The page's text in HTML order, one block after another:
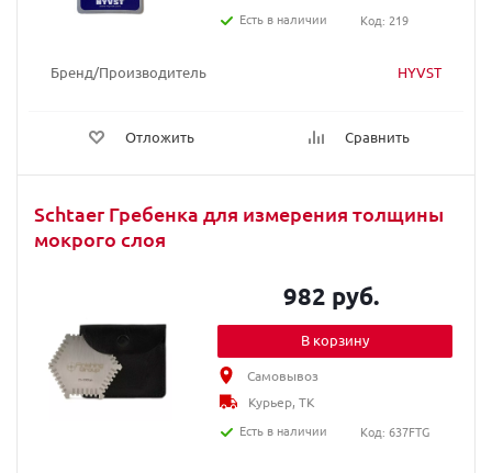
Бренд/Производитель HYVST
Отложить Сравнить
Есть в наличии
Код: 219
Schtaer Гребенка для измерения толщины
мокрого слоя
982 руб.
В корзину
Самовывоз
Курьер, ТК
Есть в наличии
Код: 637FTG